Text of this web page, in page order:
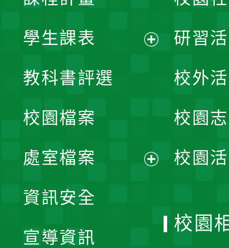
學生課表
單
教科書評選
校園檔案
處室檔案
資訊安全
宣導資訊
研習
校外
校園
校園
校園